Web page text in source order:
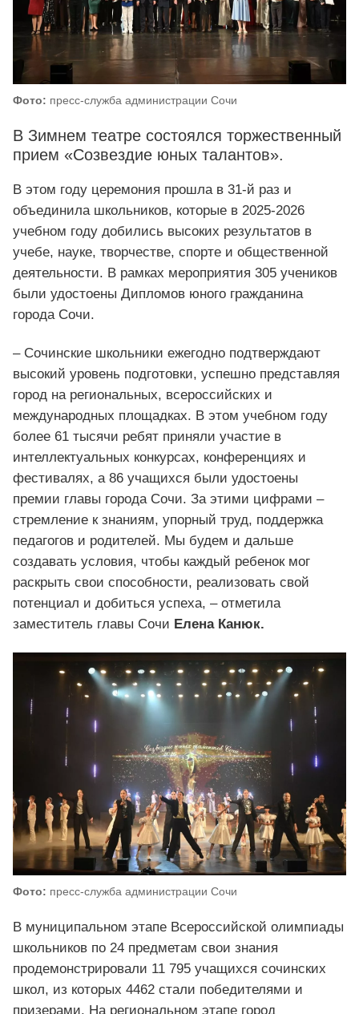
Фото: пресс-служба администрации Сочи
В Зимнем театре состоялся торжественный
прием «Созвездие юных талантов».
В этом году церемония прошла в 31-й раз и
объединила школьников, которые в 2025-2026
учебном году добились высоких результатов в
учебе, науке, творчестве, спорте и общественной
деятельности. В рамках мероприятия 305 учеников
были удостоены Дипломов юного гражданина
города Сочи.
– Сочинские школьники ежегодно подтверждают
высокий уровень подготовки, успешно представляя
город на региональных, всероссийских и
международных площадках. В этом учебном году
более 61 тысячи ребят приняли участие в
интеллектуальных конкурсах, конференциях и
фестивалях, а 86 учащихся были удостоены
премии главы города Сочи. За этими цифрами –
стремление к знаниям, упорный труд, поддержка
педагогов и родителей. Мы будем и дальше
создавать условия, чтобы каждый ребенок мог
раскрыть свои способности, реализовать свой
потенциал и добиться успеха, – отметила
заместитель главы Сочи Елена Канюк.
Фото: пресс-служба администрации Сочи
В муниципальном этапе Всероссийской олимпиады
школьников по 24 предметам свои знания
продемонстрировали 11 795 учащихся сочинских
школ, из которых 4462 стали победителями и
призерами. На региональном этапе город